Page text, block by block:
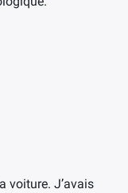
voiture. J’avais